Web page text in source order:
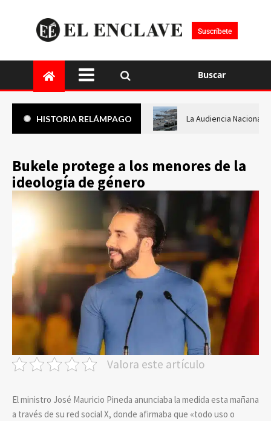
Suscríbete
Buscar
HISTORIA RELÁMPAGO La Audiencia Nacional
Bukele protege a los menores de la
ideología de género
Valora este artículo
El ministro José Mauricio Pineda anunciaba la medida esta mañana
a través de su red social X, donde afirmaba que «todo uso o